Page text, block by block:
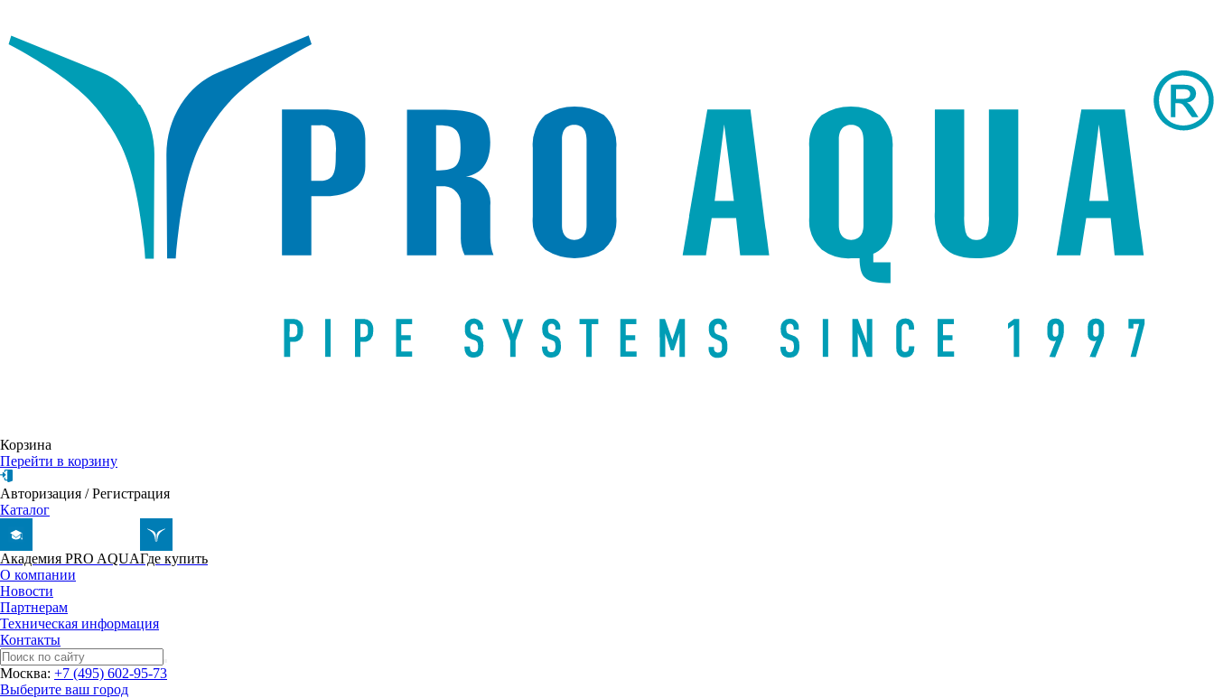
Корзина
Перейти в корзину
Авторизация /Регистрация
Каталог
Академия PRO AQUAГде купить
О компании
Новости
Партнерам
Техническая информация
Контакты
Москва: +7 (495) 602-95-73
Выберите ваш город